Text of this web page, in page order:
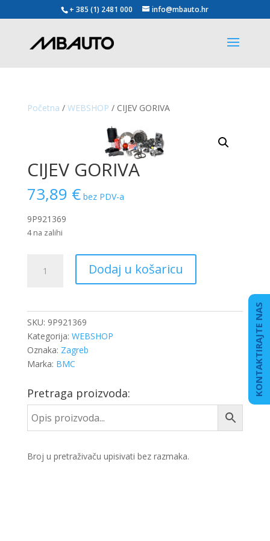
+ 385 (1) 2481 000 info@mbauto.hr
Početna / WEBSHOP / CIJEV GORIVA
CIJEV GORIVA
73,89 € bez PDV-a
9P921369
4 na zalihi
GORIVA
Dodaj u košaricu
SKU: 9P921369
Kategorija: WEBSHOP
Oznaka: Zagreb
Marka: BMC
Pretraga proizvoda:
Broj u pretraživaču upisivati bez razmaka.
KONTAKTIRAJTE NAS